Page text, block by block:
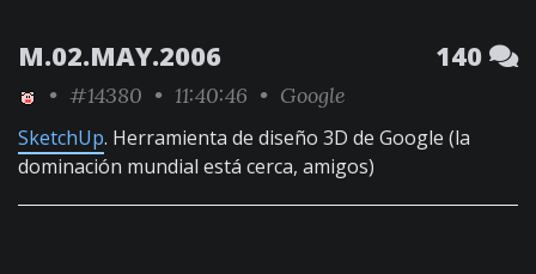
M.02.MAY.2006 140
• #14380 • 11:40:46 • Google
SketchUp. Herramienta de diseño 3D de Google (la
dominación mundial está cerca, amigos)